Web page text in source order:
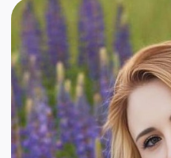
автор почта